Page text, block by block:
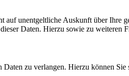
auf unentgeltliche Auskunft über Ihre
Daten. Hierzu sowie zu weiteren
zu verlangen. Hierzu können